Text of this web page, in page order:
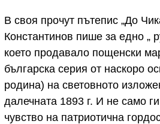
В своя прочут пътепис „До
Константинов пише за едно „
което продавало пощенски
българска серия от наскоро
родина) на световното
далечната 1893 г. И не само
чувство на патриотична